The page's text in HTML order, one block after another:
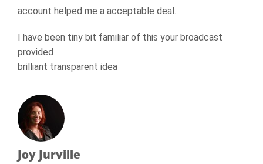
account helped me a acceptable deal.
I have been tiny bit familiar of this your broadcast
provided
brilliant transparent idea
Joy Jurville